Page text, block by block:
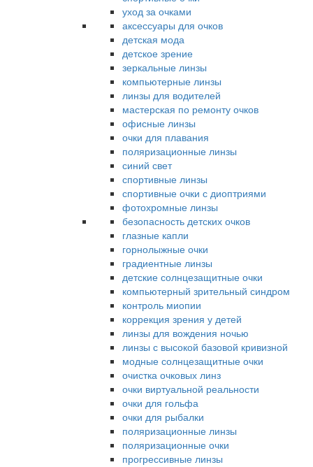
уход за очками
аксессуары для очков
детская мода
детское зрение
зеркальные линзы
компьютерные линзы
линзы для водителей
мастерская по ремонту очков
офисные линзы
очки для плавания
поляризационные линзы
синий свет
спортивные линзы
спортивные очки с диоптриями
фотохромные линзы
безопасность детских очков
глазные капли
горнолыжные очки
градиентные линзы
детские солнцезащитные очки
компьютерный зрительный синдром
контроль миопии
коррекция зрения у детей
линзы для вождения ночью
линзы с высокой базовой кривизной
модные солнцезащитные очки
очистка очковых линз
очки виртуальной реальности
очки для гольфа
очки для рыбалки
поляризационные линзы
поляризационные очки
прогрессивные линзы